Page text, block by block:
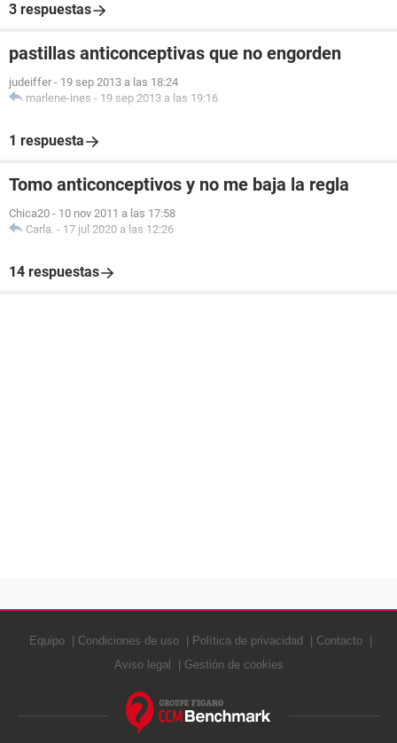
3 respuestas
pastillas anticonceptivas que no engorden
judeiffer - 19 sep 2013 a las 18:24
marlene-ines - 19 sep 2013 a las 19:16
1 respuesta
Tomo anticonceptivos y no me baja la regla
Chica20 - 10 nov 2011 a las 17:58
Carla. - 17 jul 2020 a las 12:26
14 respuestas
Equipo Condiciones de uso Política de privacidad
Contacto
Aviso legal
Gestión de cookies